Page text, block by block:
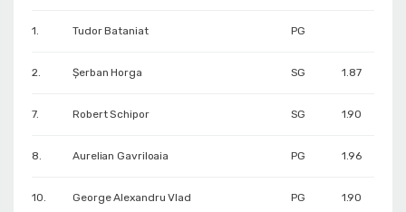
1. Tudor Bataniat PG
2. Șerban Horga SG 1.87
7. Robert Schipor SG 1.90
8. Aurelian Gavriloaia PG 1.96
10. George Alexandru Vlad PG 1.90